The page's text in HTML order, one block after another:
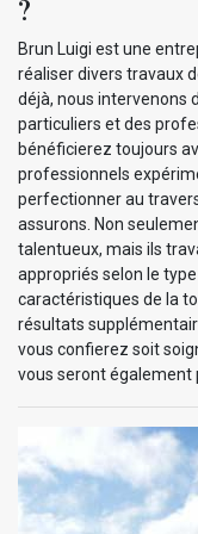
?
Brun Luigi est une
réaliser divers travaux
déjà, nous intervenons
particuliers et des
bénéficierez toujours
professionnels
perfectionner au
assurons. Non
talentueux, mais ils
appropriés selon le
caractéristiques de la
résultats
vous confierez soit
vous seront également